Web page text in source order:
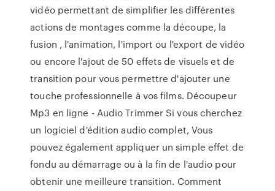
vidéo permettant de simplifier les différentes
actions de montages comme la découpe, la
fusion , l'animation, l'import ou l'export de vidéo
ou encore l'ajout de 50 effets de visuels et de
transition pour vous permettre d'ajouter une
touche professionnelle à vos films. Découpeur
Mp3 en ligne - Audio Trimmer Si vous cherchez
un logiciel d'édition audio complet, Vous
pouvez également appliquer un simple effet de
fondu au démarrage ou à la fin de l'audio pour
obtenir une meilleure transition. Comment